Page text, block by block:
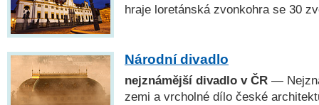
hraje loretánská zvonkohra se 30
Národní divadlo
nejznámější divadlo v ČR —
zemi a vrcholné dílo české